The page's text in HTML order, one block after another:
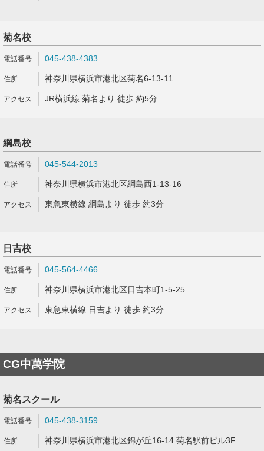
菊名校
045-438-4383
神奈川県横浜市港北区菊名6-13-11
JR横浜線 菊名より 徒歩 約5分
綱島校
045-544-2013
神奈川県横浜市港北区綱島西1-13-16
東急東横線 綱島より 徒歩 約3分
日吉校
045-564-4466
神奈川県横浜市港北区日吉本町1-5-25
東急東横線 日吉より 徒歩 約3分
CG中萬学院
菊名スクール
045-438-3159
神奈川県横浜市港北区錦が丘16-14 菊名駅前ビル3F